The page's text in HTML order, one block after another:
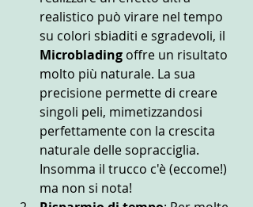
realistico può virare nel tempo
su colori sbiaditi e sgradevoli, il
Microblading offre un risultato
molto più naturale. La sua
precisione permette di creare
singoli peli, mimetizzandosi
perfettamente con la crescita
naturale delle sopracciglia.
Insomma il trucco c'è (eccome!)
ma non si nota!